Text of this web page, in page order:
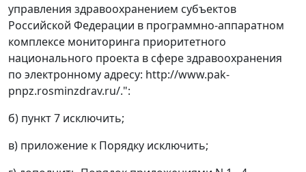
управления здравоохранением субъектов
Российской Федерации в программно-аппаратном
комплексе мониторинга приоритетного
национального проекта в сфере здравоохранения
по электронному адресу: http://www.pak-
pnpz.rosminzdrav.ru/.":
б) пункт 7 исключить;
в) приложение к Порядку исключить;